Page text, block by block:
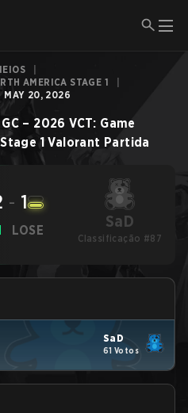
AMERICA STAGE 1
MAY 20, 2026
– 2026 VCT: Game
1 Valorant Partida
- 1
LOSE SaD
Classificação #87
SaD
61 Votos